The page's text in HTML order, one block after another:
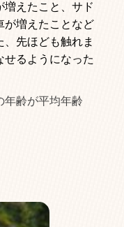
えたこと、サド
が増えたことなど
先ほども触れま
せるようになった
年齢が平均年齢